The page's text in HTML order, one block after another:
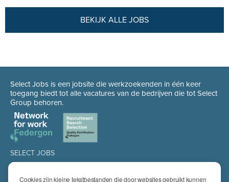
Cookies zijn kleine tekstbestanden die door websites gebruikt kunnen
BEKIJK ALLE JOBS
Select Jobs is een jobsite die werkzoekenden in één keer
toegang biedt tot alle vacatures van de bedrijven die tot Select
Group behoren.
SELECT JOBS
Jobs